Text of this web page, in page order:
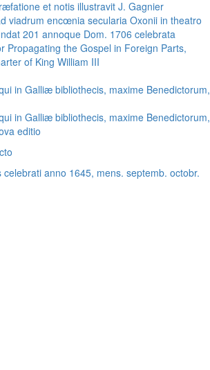
et notis illustravit J. Gagnier
viadrum encœnia secularia Oxonii in theatro
201 annoque Dom. 1706 celebrata
Propagating the Gospel in Foreign Parts,
of King William III
in Galliæ bibliothecis, maxime Benedictorum,
in Galliæ bibliothecis, maxime Benedictorum,
editio
anno 1645, mens. septemb. octobr.